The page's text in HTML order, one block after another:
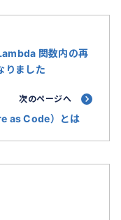
関数内の再
りました
次のページへ
as Code）とは